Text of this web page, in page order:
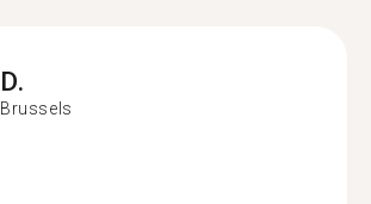
D.
Brussels